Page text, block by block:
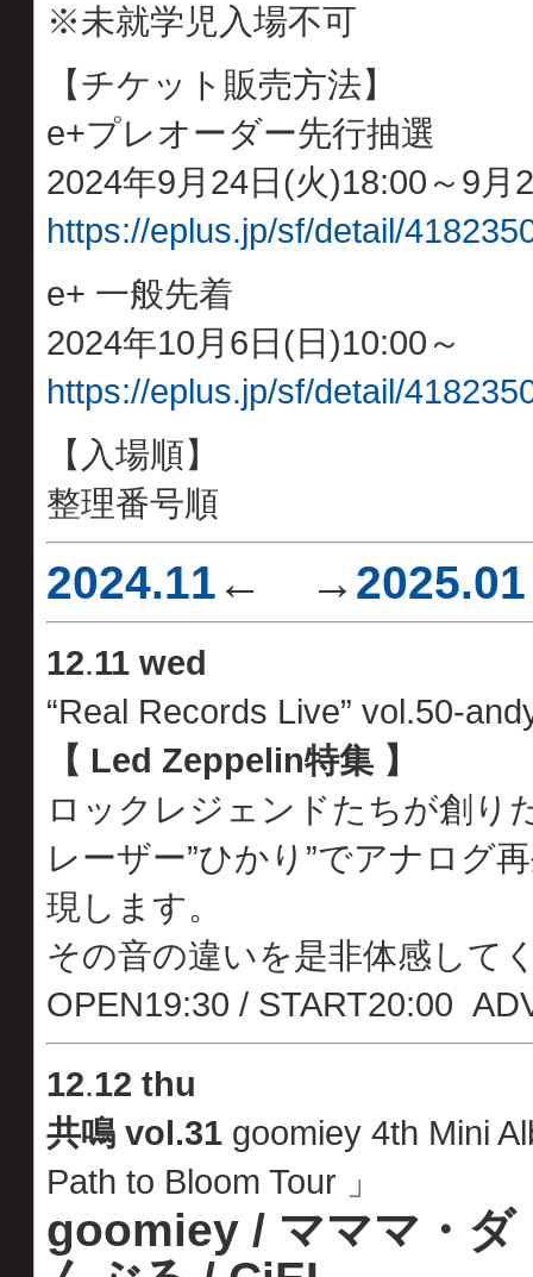
※未就学児入場不可
【チケット販売方法】
e+プレオーダー先行抽選
2024年9月24日(火)18:00～9月
https://eplus.jp/sf/detail/
e+ 一般先着
2024年10月6日(日)10:00～
https://eplus.jp/sf/detail/
【入場順】
整理番号順
2024.11 ← → 2025.01
12.11 wed
“Real Records Live” vol.50-
【 Led Zeppelin特集 】
ロックレジェンドたちが創り
レーザー”ひかり”でアナログ
現します。
その音の違いを是非体感して
OPEN19:30 / START20:00
12.12 thu
共鳴 vol.31 goomiey 4th Mini
Path to Bloom Tour 」
goomiey / マママ・ダ